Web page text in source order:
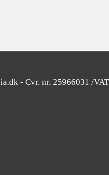
- Cvr. nr. 25966031 /